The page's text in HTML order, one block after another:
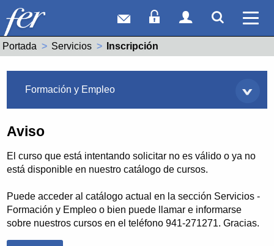
Correo webAcceso Socios
Acceso
Portada Servicios Actual:
Inscripción
Formación y Empleo
Aviso
El curso que está intentando solicitar no es válido o ya no
está disponible en nuestro catálogo de cursos.
Puede acceder al catálogo actual en la sección Servicios -
Formación y Empleo o bien puede llamar e informarse
sobre nuestros cursos en el teléfono 941-271271. Gracias.